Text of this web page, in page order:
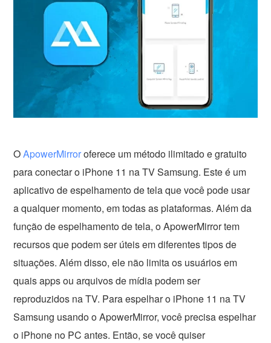
OApowerMirroroferece um método ilimitado e gratuito
para conectar o iPhone 11 na TV Samsung. Este é um
aplicativo de espelhamento de tela que você pode usar
a qualquer momento, em todas as plataformas. Além da
função de espelhamento de tela, o ApowerMirror tem
recursos que podem ser úteis em diferentes tipos de
situações. Além disso, ele não limita os usuários em
quais apps ou arquivos de mídia podem ser
reproduzidos na TV. Para espelhar o iPhone 11 na TV
Samsung usando o ApowerMirror, você precisa espelhar
o iPhone no PC antes. Então, se você quiser